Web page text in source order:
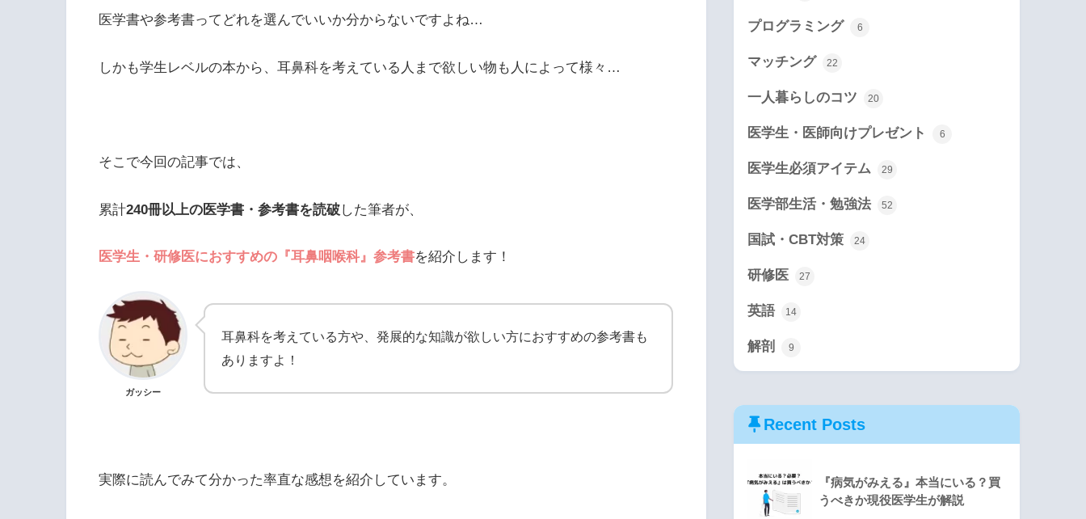
医学書や参考書ってどれを選んでいいか分からないですよね…
しかも学生レベルの本から、耳鼻科を考えている人まで欲しい物も人によって様々…
そこで今回の記事では、
累計240冊以上の医学書・参考書を読破した筆者が、
医学生・研修医におすすめの『耳鼻咽喉科』参考書を紹介します！
ガッシー
耳鼻科を考えている方や、発展的な知識が欲しい方におすすめの参考書も
ありますよ！
実際に読んでみて分かった率直な感想を紹介しています。
プログラミング 6
マッチング 22
一人暮らしのコツ 20
医学生・医師向けプレゼント 6
医学生必須アイテム 29
医学部生活・勉強法 52
国試・CBT対策 24
研修医 27
英語 14
解剖 9
Recent Posts
『病気がみえる』本当にいる？買
うべきか現役医学生が解説